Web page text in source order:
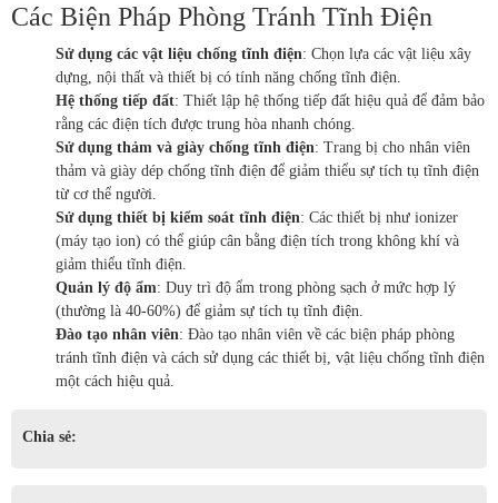
Các Biện Pháp Phòng Tránh Tĩnh Điện
Sử dụng các vật liệu chống tĩnh điện: Chọn lựa các vật liệu xây
dựng, nội thất và thiết bị có tính năng chống tĩnh điện.
Hệ thống tiếp đất: Thiết lập hệ thống tiếp đất hiệu quả để đảm bảo
rằng các điện tích được trung hòa nhanh chóng.
Sử dụng thảm và giày chống tĩnh điện: Trang bị cho nhân viên
thảm và giày dép chống tĩnh điện để giảm thiểu sự tích tụ tĩnh điện
từ cơ thể người.
Sử dụng thiết bị kiểm soát tĩnh điện: Các thiết bị như ionizer
(máy tạo ion) có thể giúp cân bằng điện tích trong không khí và
giảm thiểu tĩnh điện.
Quản lý độ ẩm: Duy trì độ ẩm trong phòng sạch ở mức hợp lý
(thường là 40-60%) để giảm sự tích tụ tĩnh điện.
Đào tạo nhân viên: Đào tạo nhân viên về các biện pháp phòng
tránh tĩnh điện và cách sử dụng các thiết bị, vật liệu chống tĩnh điện
một cách hiệu quả.
Chia sẻ: